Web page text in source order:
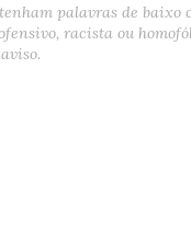
palavras de baixo
racista ou